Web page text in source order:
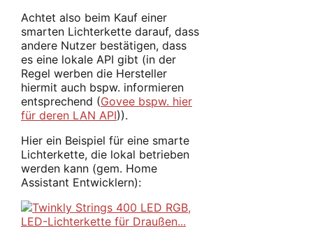
Achtet also beim Kauf einer
smarten Lichterkette darauf, dass
andere Nutzer bestätigen, dass
es eine lokale API gibt (in der
Regel werben die Hersteller
hiermit auch bspw. informieren
entsprechend (Govee bspw. hier
für deren LAN API)).
Hier ein Beispiel für eine smarte
Lichterkette, die lokal betrieben
werden kann (gem. Home
Assistant Entwicklern):